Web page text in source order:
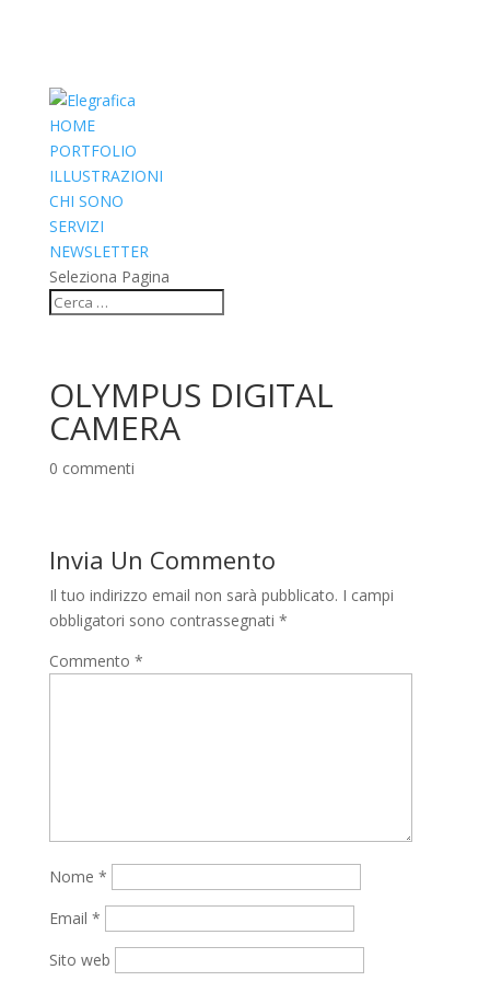
HOME
PORTFOLIO
ILLUSTRAZIONI
CHI SONO
SERVIZI
NEWSLETTER
Seleziona Pagina
OLYMPUS DIGITAL
CAMERA
0 commenti
Invia Un Commento
Il tuo indirizzo email non sarà pubblicato. I campi
obbligatori sono contrassegnati *
Commento *
Nome *
Email *
Sito web